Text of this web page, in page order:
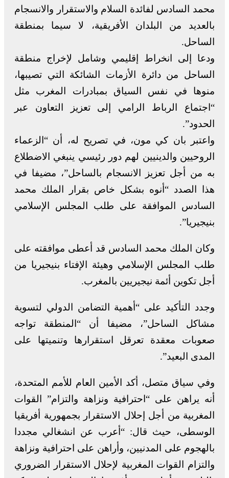
محمد السادس لفائدة السلام والاستقرار والانسجام
بالعديد من البلدان الأفريقية، لا سيما بمنطقة
الساحل.
ودعا إلى انخراط إقليمي وشامل لإخراج منطقة
الساحل من دائرة الأزمات الشائكة التي تصيبها،
منوها في نفس السياق بمبادرات المغرب مثل
“اجتماع الرباط الرامي إلى تعزيز التعاون عبر
الحدود”.
واعتبر بان كي مون، في تصريح له، أن “الزعماء
الروحيين والدينيين لهم دور رئيسي ينبغي الاضطلاع
به من أجل تعزيز الانسجام بالساحل”، مضيفا في
هذا الصدد “أنوه بشكل خاص بقرار الملك محمد
السادس الموافقة على طلب المجلس الإسلامي
بنيجيريا”.
وكان الملك محمد السادس قد أعطى موافقته على
طلب المجلس الإسلامي وهيئة الإفتاء بنيجيريا من
أجل تكوين أئمة نيجيريين بالمغرب.
وجدد التأكيد على “أهمية التضامن الدولي لتسوية
مشاكل الساحل”، مضيفا أن “المنطقة تواجه
صعوبات معقدة تعرقل استقرارها وتنميتها على
المدى البعيد”.
وفي سياق متصل، أكد الأمين العام للأمم المتحدة،
أنه يراهن على “احترافية ونزاهة والتزام” القوات
المغربية من أجل إحلال الاستقرار بجمهورية أفريقيا
الوسطى، حيث قال: “أعرب عن انشغالي مجددا
بالهجوم على المدنيين، وأراهن على احترافية ونزاهة
والتزام القوات المغربية لإحلال الاستقرار الضروري